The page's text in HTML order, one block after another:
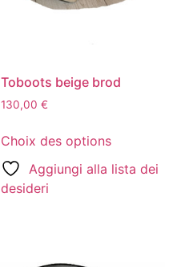
Toboots beige brod
130,00 €
Choix des options
Aggiungi alla lista dei
desideri